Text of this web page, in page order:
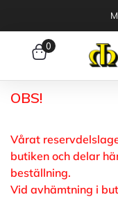
0
OBS!
Vårat
butiken och delar
beställning.
Vid avhämtning i